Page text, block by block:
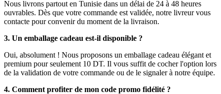
Nous livrons partout en Tunisie dans un délai de 24 à 48 heures
ouvrables. Dès que votre commande est validée, notre livreur vous
contacte pour convenir du moment de la livraison.
3. Un emballage cadeau est-il disponible ?
Oui, absolument ! Nous proposons un emballage cadeau élégant et
premium pour seulement 10 DT. Il vous suffit de cocher l'option lors
de la validation de votre commande ou de le signaler à notre équipe.
4. Comment profiter de mon code promo fidélité ?